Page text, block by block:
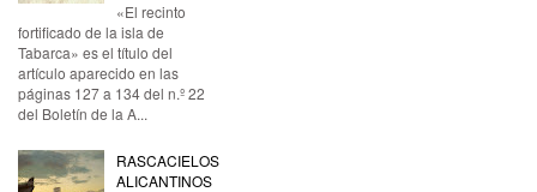
«El recinto
fortificado de la isla de
Tabarca» es el título del
artículo aparecido en las
páginas 127 a 134 del n.º 22
del Boletín de la A...
RASCACIELOS
ALICANTINOS